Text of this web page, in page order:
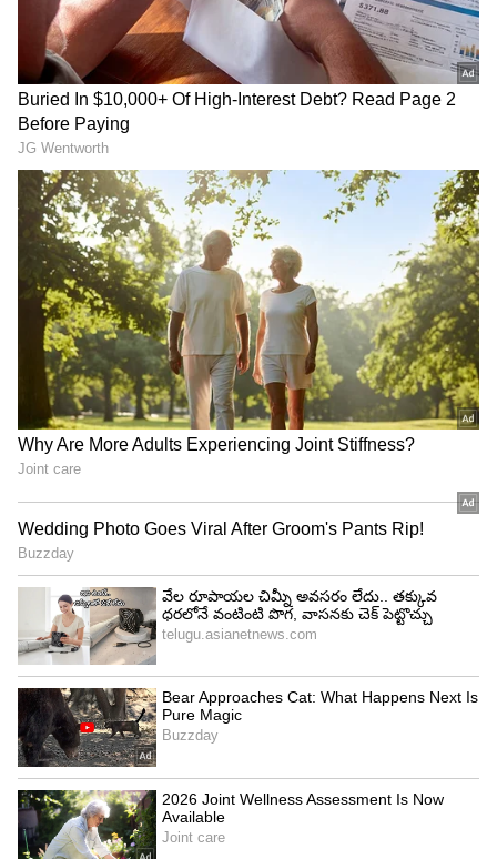
4
8
ఈ కార్యక్రమంలో మహేష్ బాబు కుటుంబ సభ్యులంతా
పాల్గొన్నారు. అలాగే మాటల మాంత్రికుడు త్రివిక్రమ్ శ్రీనివాస్,
నిర్మాత నాగవంశీ కూడా హాజరై కృష్ణ గారికి నివాళులు
అర్పించారు.
బాధని దిగమింగుతున్న మహేష్ కి ఓదార్పునిచ్చారు.
సరిలేరు నీకెవ్వరూ డైరెక్టర్ అనిల్ రావిపూడి, హీరో గోపీచంద్
కూడా హాజరయ్యారు. కృష్ణ గారి సోదరుడు ఆది శేషగిరి